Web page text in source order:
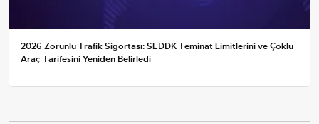
2026 Zorunlu Trafik Sigortası: SEDDK Teminat Limitlerini ve Çoklu
Araç Tarifesini Yeniden Belirledi